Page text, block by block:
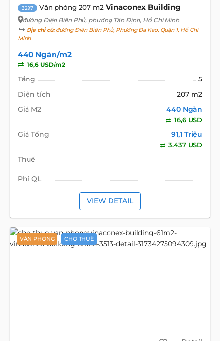
3297 Văn phòng 207 m2 Vinaconex Building
đường Điện Biên Phủ, phường Tân Định, Hồ Chí Minh
Địa chỉ cũ:đường Điện Biên Phủ, Phường Đa Kao, Quận 1, Hồ Chí
Minh
440 Ngàn/m2
16,6 USD/m2
Tầng
5
Diện tích
207 m2
Giá M2
440 Ngàn
16,6 USD
Giá Tổng 91,1 Triệu
3.437 USD
Thuế
Phí QL
VIEW DETAIL
VĂN PHÒNG CHO THUÊ